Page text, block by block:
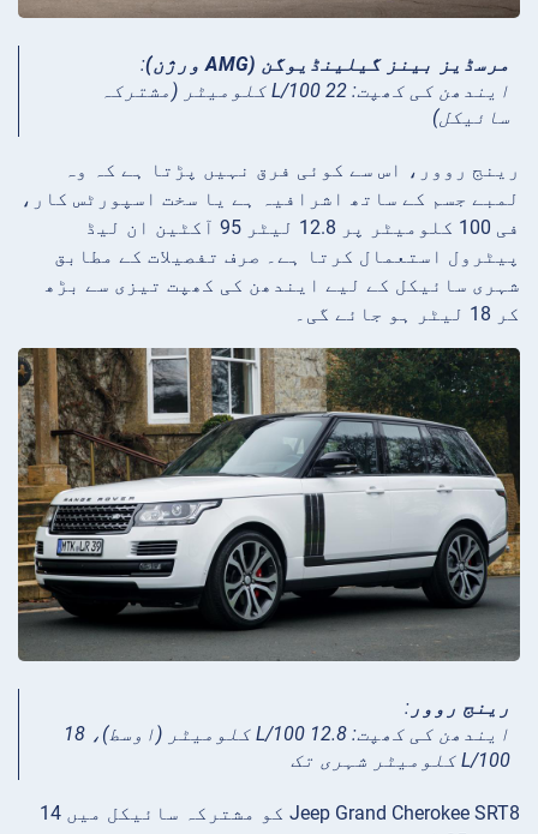
مرسڈیز بینز گیلینڈیوگن (AMG ورژن)
:
ایندھن کی کھپت: 22 L/100 کلومیٹر (مشترکہ
سائیکل)
رینج روور، اس سے کوئی فرق نہیں پڑتا ہے کہ وہ
لمبے جسم کے ساتھ اشرافیہ ہے یا سخت اسپورٹس کار،
فی 100 کلومیٹر پر 12.8 لیٹر 95 آکٹین ان لیڈ
پیٹرول استعمال کرتا ہے۔ صرف تفصیلات کے مطابق
شہری سائیکل کے لیے ایندھن کی کھپت تیزی سے بڑھ
کر 18 لیٹر ہو جائے گی۔
رینج روور :
ایندھن کی کھپت: 12.8 L/100 کلومیٹر (اوسط)، 18
L/100 کلومیٹر شہری تک
Jeep Grand Cherokee SRT8 کو مشترکہ سائیکل میں 14